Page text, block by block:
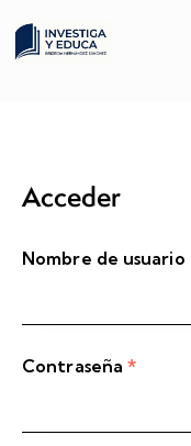
Acceder
Nombre de
Contraseña*